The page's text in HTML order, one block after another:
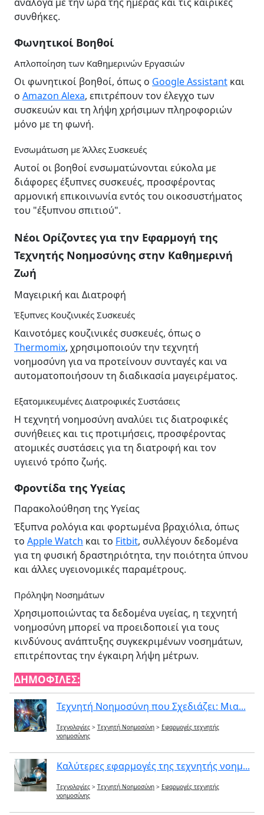
συνθήκες.
Φωνητικοί Βοηθοί
Απλοποίηση των Καθημερινών Εργασιών
Οι φωνητικοί βοηθοί, όπως ο Google Assistant και
ο Amazon Alexa, επιτρέπουν τον έλεγχο των
συσκευών και τη λήψη χρήσιμων πληροφοριών
μόνο με τη φωνή.
Ενσωμάτωση με Άλλες Συσκευές
Αυτοί οι βοηθοί ενσωματώνονται εύκολα με
διάφορες έξυπνες συσκευές, προσφέροντας
αρμονική επικοινωνία εντός του οικοσυστήματος
του "έξυπνου σπιτιού".
Νέοι Ορίζοντες για την Εφαρμογή της
Τεχνητής Νοημοσύνης στην Καθημερινή
Ζωή
Μαγειρική και Διατροφή
Έξυπνες Κουζινικές Συσκευές
Καινοτόμες κουζινικές συσκευές, όπως ο
Thermomix, χρησιμοποιούν την τεχνητή
νοημοσύνη για να προτείνουν συνταγές και να
αυτοματοποιήσουν τη διαδικασία μαγειρέματος.
Εξατομικευμένες Διατροφικές Συστάσεις
Η τεχνητή νοημοσύνη αναλύει τις διατροφικές
συνήθειες και τις προτιμήσεις, προσφέροντας
ατομικές συστάσεις για τη διατροφή και τον
υγιεινό τρόπο ζωής.
Φροντίδα της Υγείας
Παρακολούθηση της Υγείας
Έξυπνα ρολόγια και φορτωμένα βραχιόλια, όπως
το Apple Watch και το Fitbit, συλλέγουν δεδομένα
για τη φυσική δραστηριότητα, την ποιότητα ύπνου
και άλλες υγειονομικές παραμέτρους.
Πρόληψη Νοσημάτων
Χρησιμοποιώντας τα δεδομένα υγείας, η τεχνητή
νοημοσύνη μπορεί να προειδοποιεί για τους
κινδύνους ανάπτυξης συγκεκριμένων νοσημάτων,
επιτρέποντας την έγκαιρη λήψη μέτρων.
ΔΗΜΟΦΙΛΕΣ:
Τεχνητή Νοημοσύνη που Σχεδιάζει: Μια...
Τεχνολογίες > Τεχνητή Νοημοσύνη > Εφαρμογές τεχνητής
νοημοσύνης
Καλύτερες εφαρμογές της τεχνητής νοημ...
Τεχνολογίες > Τεχνητή Νοημοσύνη > Εφαρμογές τεχνητής
νοημοσύνης